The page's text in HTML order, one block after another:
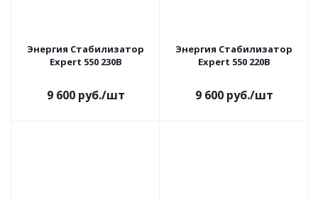
Энергия Cтабилизатор
Expert 550 230В
9 600руб./шт
Энергия Cтабилизатор
Expert 550 220В
9 600руб./шт